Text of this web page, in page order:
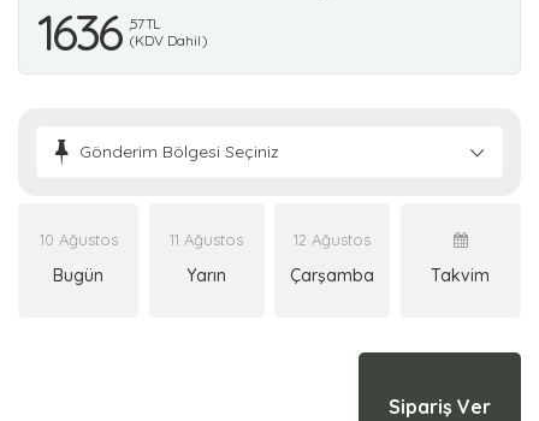
1636 ,57 TL
(KDV Dahil)
Gönderim Bölgesi Seçiniz
10 Ağustos
Bugün
11 Ağustos
Yarın
12 Ağustos
Çarşamba Takvim
Sipariş Ver